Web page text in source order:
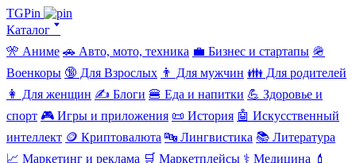
TGPin
Каталог 🢓
🎌 Аниме 🚗 Авто, мото, техника 💼 Бизнес и стартапы 🪖
Военкоры 🔞 Для Взрослых 👨 Для мужчин 👪 Для родителей
👩 Для женщин ✍️ Блоги 🍔 Еда и напитки 💪 Здоровье и
спорт 🎮 Игры и приложения 📜 История 🤖 Искусственный
интеллект 🪙 Криптовалюта 🔤 Лингвистика 📚 Литература
📈 Маркетинг и реклама 🛒 Маркетплейсы ⚕️ Медицина 💄